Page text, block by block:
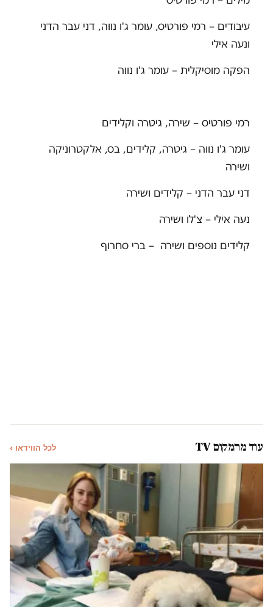
עיבודים – רמי פורטיס, עומר ג'ו נווה, דני עבר הדני
ונעה אילי
הפקה מוסיקלית – עומר ג'ו נווה
רמי פורטיס – שירה, גיטרה וקלידים
עומר ג'ו נווה – גיטרה, קלידים, בס, אלקטרוניקה
ושירה
דני עבר הדני – קלידים ושירה
נעה אילי – צ'לו ושירה
קלידים נוספים ושירה – ברי סחרוף
עוד מהמקום TV לכל הווידאו ›